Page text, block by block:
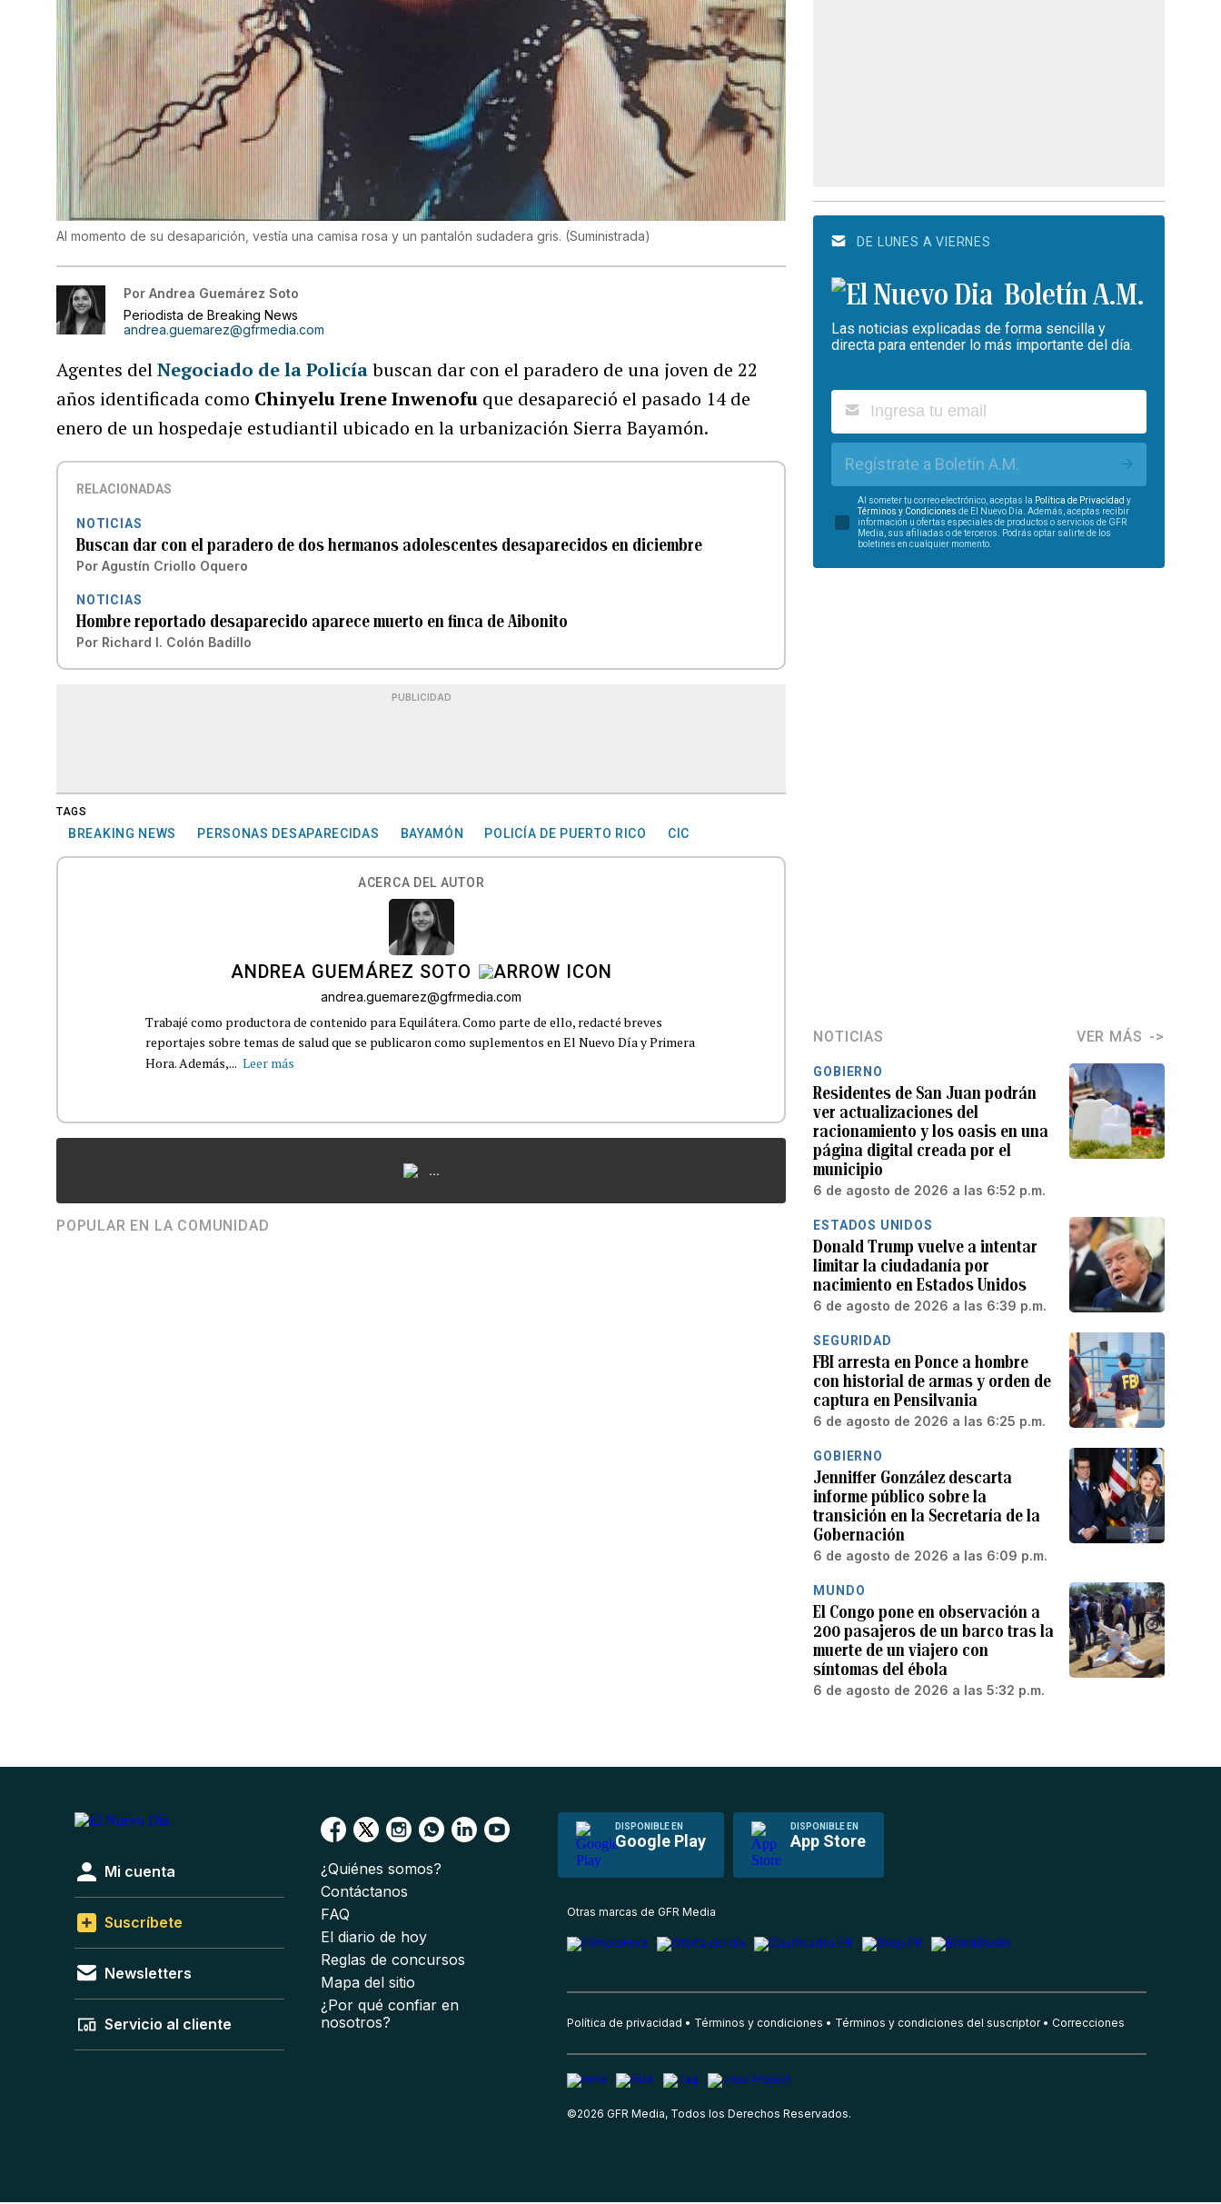
Al momento de su desaparición, vestía una camisa rosa y un pantalón sudadera gris. (Suministrada)
Por Andrea Guemárez Soto
Periodista de Breaking News
andrea.guemarez@gfrmedia.com
Agentes delNegociado de la Policíabuscan dar con el paradero de una joven de 22
años identificada como Chinyelu Irene Inwenofu que desapareció el pasado 14 de
enero de un hospedaje estudiantil ubicado en la urbanización Sierra Bayamón.
RELACIONADAS
NOTICIAS
Buscan dar con el paradero de dos hermanos adolescentes desaparecidos en diciembre
Por Agustín Criollo Oquero
NOTICIAS
Hombre reportado desaparecido aparece muerto en finca de Aibonito
Por Richard I. Colón Badillo
PUBLICIDAD
TAGS
BREAKING NEWS PERSONAS DESAPARECIDAS BAYAMÓN POLICÍA DE PUERTO RICO CIC
ACERCA DEL AUTOR
ANDREA GUEMÁREZ SOTO
andrea.guemarez@gfrmedia.com
Trabajé como productora de contenido para Equilátera. Como parte de ello, redacté breves
reportajes sobre temas de salud que se publicaron como suplementos en El Nuevo Día y Primera
Hora. Además,... Leer más
...
POPULAR EN LA COMUNIDAD
DE LUNES A VIERNES
Boletín A.M.
Las noticias explicadas de forma sencilla y
directa para entender lo más importante del día.
Regístrate a Boletín A.M.
Al someter tu correo electrónico, aceptas la Política de Privacidad y
Términos y Condiciones de El Nuevo Día. Además, aceptas recibir
información u ofertas especiales de productos o servicios de GFR
Media, sus afiliadas o de terceros. Podrás optar salirte de los
boletines en cualquier momento.
NOTICIAS VER MÁS
GOBIERNO
Residentes de San Juan podrán
ver actualizaciones del
racionamiento y los oasis en una
página digital creada por el
municipio
6 de agosto de 2026 a las 6:52 p.m.
ESTADOS UNIDOS
Donald Trump vuelve a intentar
limitar la ciudadanía por
nacimiento en Estados Unidos
6 de agosto de 2026 a las 6:39 p.m.
SEGURIDAD
FBI arresta en Ponce a hombre
con historial de armas y orden de
captura en Pensilvania
6 de agosto de 2026 a las 6:25 p.m.
GOBIERNO
Jenniffer González descarta
informe público sobre la
transición en la Secretaría de la
Gobernación
6 de agosto de 2026 a las 6:09 p.m.
MUNDO
El Congo pone en observación a
200 pasajeros de un barco tras la
muerte de un viajero con
síntomas del ébola
6 de agosto de 2026 a las 5:32 p.m.
DISPONIBLE EN
Google Play
DISPONIBLE EN
App Store
Mi cuenta
Suscríbete
Newsletters
Servicio al cliente
¿Quiénes somos?
Contáctanos
FAQ
El diario de hoy
Reglas de concursos
Mapa del sitio
¿Por qué confiar en
nosotros?
Otras marcas de GFR Media
Política de privacidad Términos y condiciones Términos y condiciones del suscriptor Correcciones
©2026 GFR Media, Todos los Derechos Reservados.